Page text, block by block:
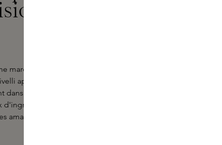
marque connue pour son
apporte une collection de
un voyage olfactif plein de
de haute qualité et
amateurs de parfums du monde